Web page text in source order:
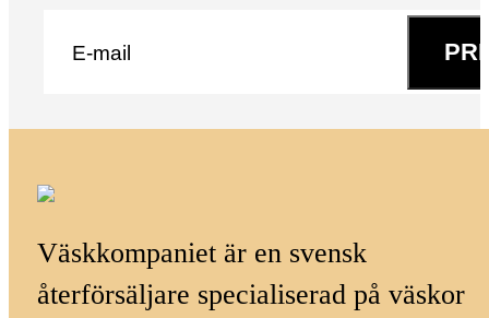
Väskkompaniet är en svensk
återförsäljare specialiserad på väskor